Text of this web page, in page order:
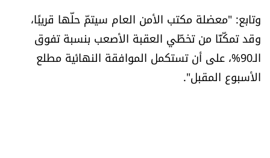
وتابع: "معضلة مكتب الأمن العام سيتمّ حلّها قريبًا،
وقد تمكّنّا من تخطّي العقبة الأصعب بنسبة تفوق
الـ90%، على أن تستكمل الموافقة النهائية مطلع
الأسبوع المقبل".